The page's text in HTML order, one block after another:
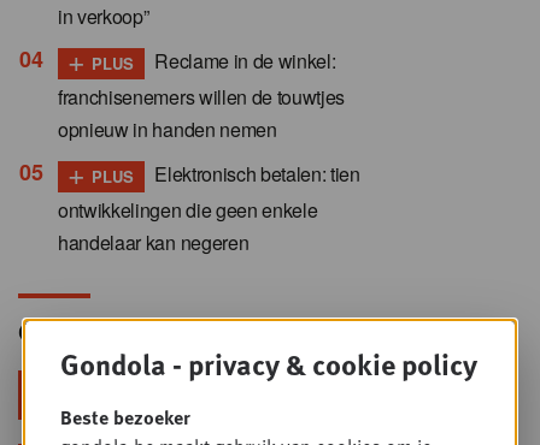
in verkoop”
+ PLUS
Reclame in de winkel:
franchisenemers willen de touwtjes
opnieuw in handen nemen
+ PLUS
Elektronisch betalen: tien
ontwikkelingen die geen enkele
handelaar kan negeren
Gondola Newsletter
Gondola - privacy & cookie policy
Beste bezoeker